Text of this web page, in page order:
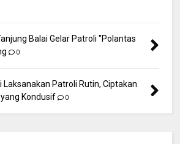
Balai Gelar Patroli "Polantas
0
Laksanakan Patroli Rutin, Ciptakan
Kondusif
0